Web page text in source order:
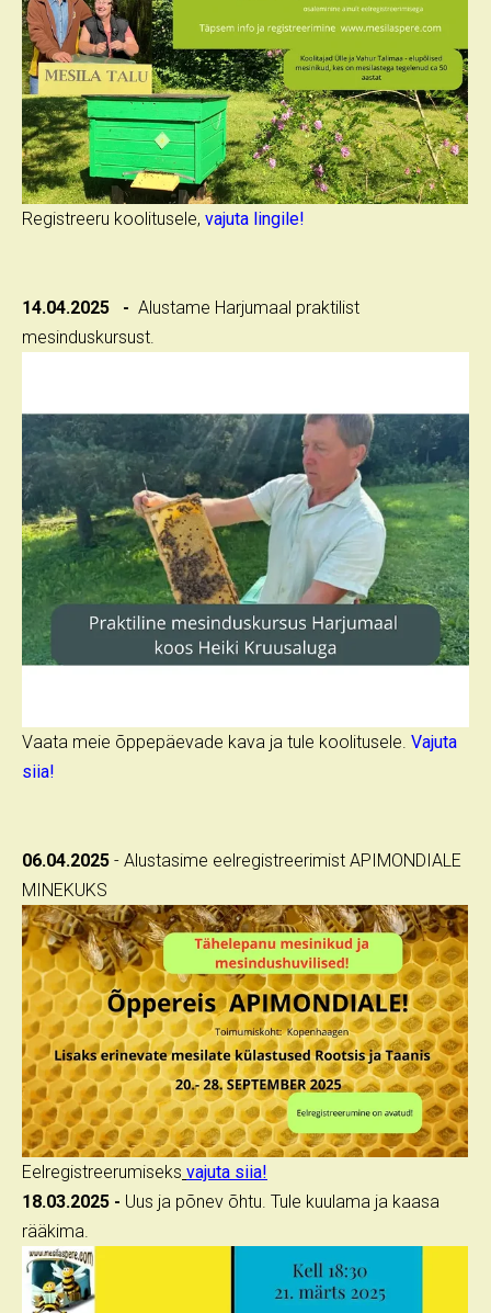
Registreeru koolitusele, vajuta lingile!
14.04.2025 - Alustame Harjumaal praktilist
mesinduskursust.
Vaata meie õppepäevade kava ja tule koolitusele. Vajuta
siia!
06.04.2025 - Alustasime eelregistreerimist APIMONDIALE
MINEKUKS
Eelregistreerumiseks vajuta siia!
18.03.2025 - Uus ja põnev õhtu. Tule kuulama ja kaasa
rääkima.